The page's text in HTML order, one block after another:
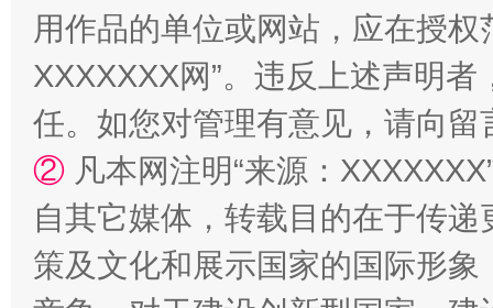
用作品的单位或网站，应在授
XXXXXXX网”。违反上述声明
任。如您对管理有意见，请向
② 凡本网注明“来源：
自其它媒体，转载目的在于传
策及文化和展示国家的国际形